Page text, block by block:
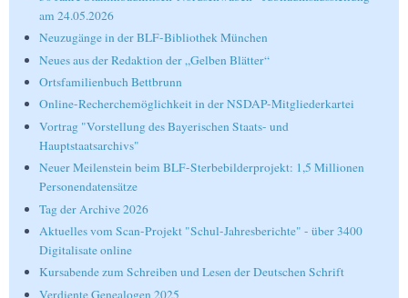
am 24.05.2026
Neuzugänge in der BLF-Bibliothek München
Neues aus der Redaktion der „Gelben Blätter“
Ortsfamilienbuch Bettbrunn
Online-Recherchemöglichkeit in der NSDAP-Mitgliederkartei
Vortrag "Vorstellung des Bayerischen Staats- und
Hauptstaatsarchivs"
Neuer Meilenstein beim BLF-Sterbebilderprojekt: 1,5 Millionen
Personendatensätze
Tag der Archive 2026
Aktuelles vom Scan-Projekt "Schul-Jahresberichte" - über 3400
Digitalisate online
Kursabende zum Schreiben und Lesen der Deutschen Schrift
Verdiente Genealogen 2025